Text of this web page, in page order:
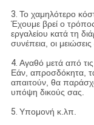
3. Το χαμηλότερο
Έχουμε βρεί ο
εργαλείου κατά τη
συνέπεια, οι
4. Αγαθό μετά από
Εάν, απροσδόκητα,
απαιτούν, θα
υπόψη δικούς σας.
5. Υπομονή κ.λπ.